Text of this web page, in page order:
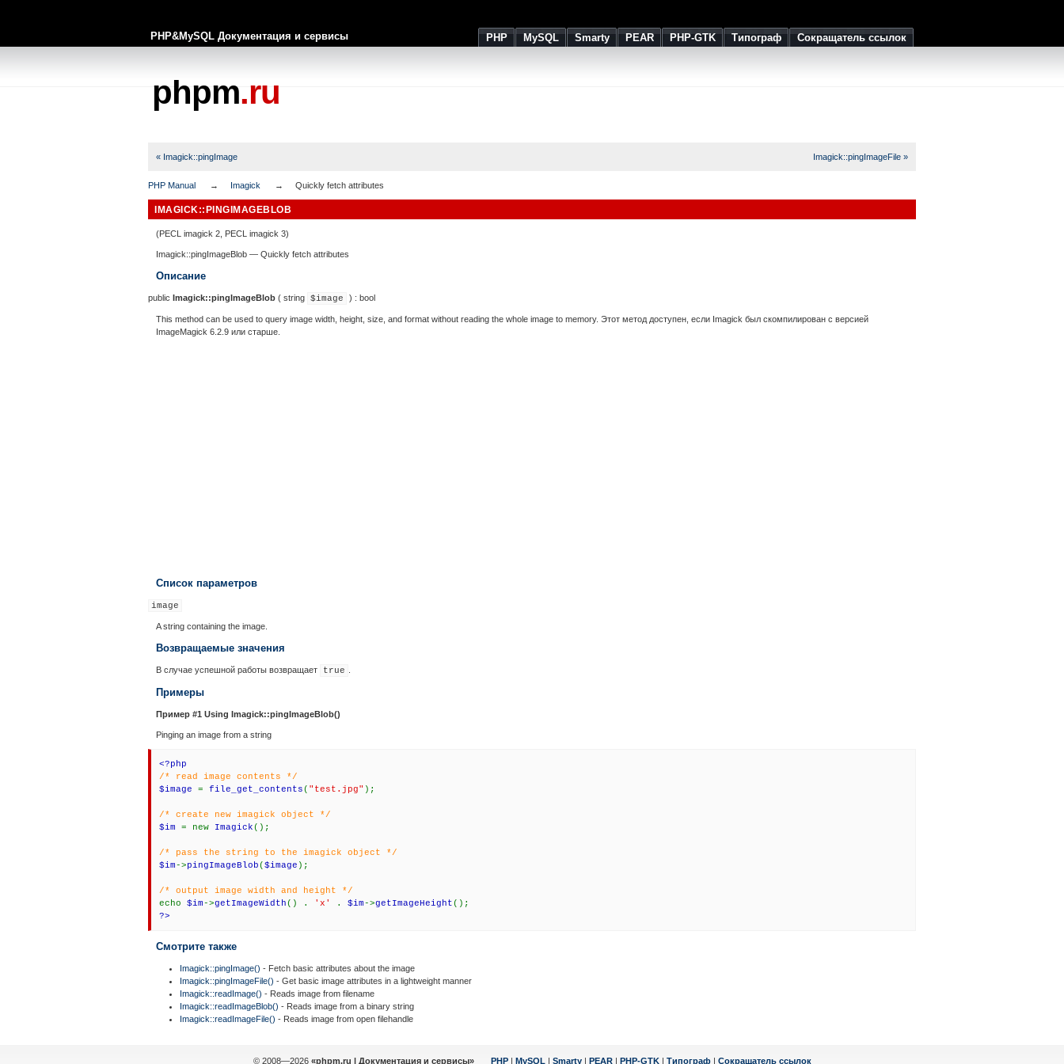
PHP&MySQL Документация и сервисы PHP MySQL Smarty PEAR PHP-GTK Типограф Сокращатель ссылок
phpm.ru
« Imagick::pingImage Imagick::pingImageFile »
PHP Manual Imagick Quickly fetch attributes
IMAGICK::PINGIMAGEBLOB
(PECL imagick 2, PECL imagick 3)
Imagick::pingImageBlob — Quickly fetch attributes
Описание
public Imagick::pingImageBlob ( string $image ) : bool
This method can be used to query image width, height, size, and format without reading the whole image to memory. Этот метод доступен, если Imagick был скомпилирован с версией
ImageMagick 6.2.9 или старше.
Список параметров
image
A string containing the image.
Возвращаемые значения
В случае успешной работы возвращает true
Примеры
Пример #1 Using Imagick::pingImageBlob()
Pinging an image from a string
<?php
/* read image contents */
$image = file_get_contents( "test.jpg" );
/* create new imagick object */
$im = new Imagick();
/* pass the string to the imagick object */
$im->pingImageBlob($image );
/* output image width and height */
echo $im->getImageWidth() . 'x' . $im->getImageHeight();
?>
Смотрите также
Imagick::pingImage() - Fetch basic attributes about the image
Imagick::pingImageFile() - Get basic image attributes in a lightweight manner
Imagick::readImage() - Reads image from filename
Imagick::readImageBlob() - Reads image from a binary string
Imagick::readImageFile() - Reads image from open filehandle
© 2008—2026 «phpm.ru | Документация и сервисы» PHP| MySQL | Smarty| PEAR| PHP-GTK| Типограф| Сокращатель ссылок